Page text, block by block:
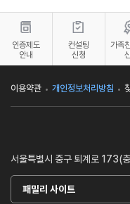
인증제도
안내
컨설팅
신청
가족
이용약관 개인정보처리방침
서울특별시 중구 퇴계로 173(
패밀리 사이트